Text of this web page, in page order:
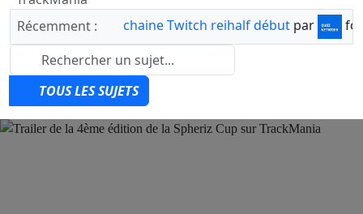
Récemment :
chaine Twitch reihalf début par
TOUS LES SUJETS